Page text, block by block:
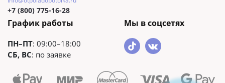
+7 (800) 775-16-28
График работы
ПН–ПТ: 09:00–18:00
СБ, ВС: по заявке
Мы в соцсетях